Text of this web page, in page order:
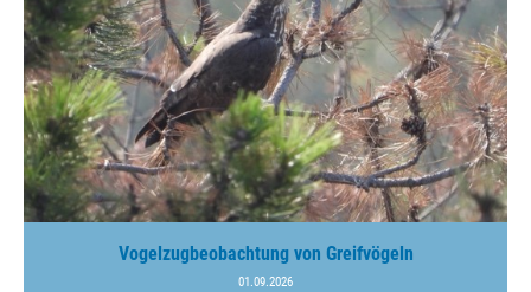
Vogelzugbeobachtung von Greifvögeln
01.09.2026